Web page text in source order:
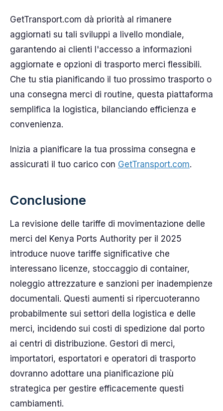
GetTransport.com dà priorità al rimanere
aggiornati su tali sviluppi a livello mondiale,
garantendo ai clienti l'accesso a informazioni
aggiornate e opzioni di trasporto merci flessibili.
Che tu stia pianificando il tuo prossimo trasporto o
una consegna merci di routine, questa piattaforma
semplifica la logistica, bilanciando efficienza e
convenienza.
Inizia a pianificare la tua prossima consegna e
assicurati il tuo carico con GetTransport.com.
Conclusione
La revisione delle tariffe di movimentazione delle
merci del Kenya Ports Authority per il 2025
introduce nuove tariffe significative che
interessano licenze, stoccaggio di container,
noleggio attrezzature e sanzioni per inadempienze
documentali. Questi aumenti si ripercuoteranno
probabilmente sui settori della logistica e delle
merci, incidendo sui costi di spedizione dal porto
ai centri di distribuzione. Gestori di merci,
importatori, esportatori e operatori di trasporto
dovranno adottare una pianificazione più
strategica per gestire efficacemente questi
cambiamenti.